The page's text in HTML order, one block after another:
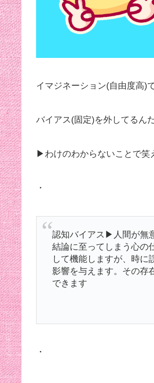
イマジネーション(自由度高)
バイアス(固定)を外してるん
▶︎わけのわからないことで笑
・
認知バイアス▶︎人間が無
結論に至ってしまう心の
して機能しますが、時に
影響を与えます。その存
できます
・